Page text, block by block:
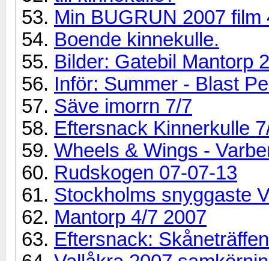
Min BUGRUN 2007
Boende kinnekulle.
Bilder: Gatebil Mantorp
Inför: Summer - Blast
Säve imorrn 7/7
Eftersnack Kinnerkulle
Wheels & Wings -
Rudskogen 07-07-13
Stockholms snyggaste
Mantorp 4/7 2007
Eftersnack: